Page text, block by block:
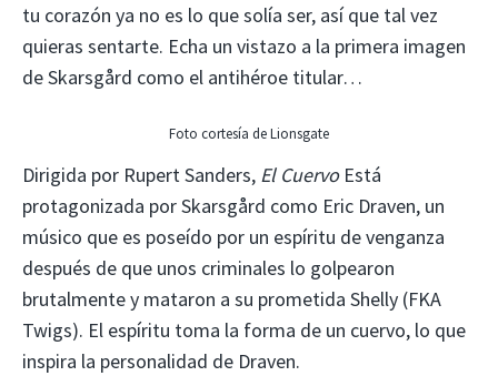
tu corazón ya no es lo que solía ser, así que tal vez
quieras sentarte. Echa un vistazo a la primera imagen
de Skarsgård como el antihéroe titular…
Foto cortesía de Lionsgate
Dirigida por Rupert Sanders, El CuervoEstá
protagonizada por Skarsgård como Eric Draven, un
músico que es poseído por un espíritu de venganza
después de que unos criminales lo golpearon
brutalmente y mataron a su prometida Shelly (FKA
Twigs). El espíritu toma la forma de un cuervo, lo que
inspira la personalidad de Draven.